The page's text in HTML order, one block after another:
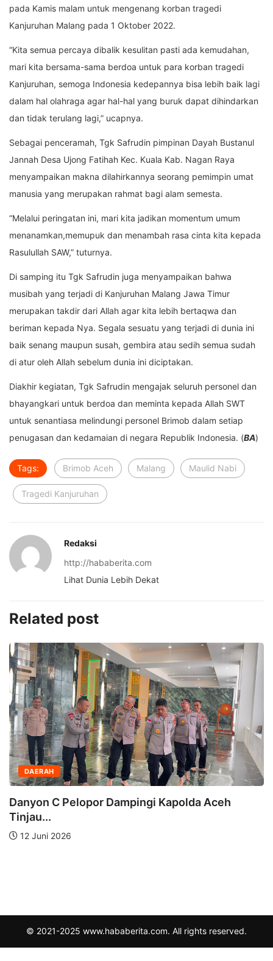
pada Kamis malam untuk mengenang korban tragedi
Kanjuruhan Malang pada 1 Oktober 2022.
“Kita semua percaya dibalik kesulitan pasti ada kemudahan,
mari kita bersama-sama berdoa untuk para korban tragedi
Kanjuruhan, semoga Indonesia kedepannya bisa lebih baik lagi
dalam hal olahraga agar hal-hal yang buruk dapat dihindarkan
dan tidak terulang lagi,” ucapnya.
Sebagai penceramah, Tgk Safrudin pimpinan Dayah Bustanul
Jannah Desa Ujong Fatihah Kec. Kuala Kab. Nagan Raya
menyampaikan makna dilahirkannya seorang pemimpin umat
manusia yang merupakan rahmat bagi alam semesta.
“Melalui peringatan ini, mari kita jadikan momentum umum
menanamkan,memupuk dan menambah rasa cinta kita kepada
Rasulullah SAW,” tuturnya.
Di samping itu Tgk Safrudin juga menyampaikan bahwa
musibah yang terjadi di Kanjuruhan Malang Jawa Timur
merupakan takdir dari Allah agar kita lebih bertaqwa dan
beriman kepada Nya. Segala sesuatu yang terjadi di dunia ini
baik senang maupun susah, gembira atau sedih semua sudah
di atur oleh Allah sebelum dunia ini diciptakan.
Diakhir kegiatan, Tgk Safrudin mengajak seluruh personel dan
bhayangkari untuk berdoa dan meminta kepada Allah SWT
untuk senantiasa melindungi personel Brimob dalam setiap
penugasan dan kedamaian di negara Republik Indonesia. (BA)
Tags: Brimob Aceh Malang Maulid Nabi
Tragedi Kanjuruhan
Redaksi
http://hababerita.com
Lihat Dunia Lebih Dekat
Related post
DAERAH
Danyon C Pelopor Dampingi Kapolda Aceh
Tinjau...
12 Juni 2026
© 2021-2025 www.hababerita.com. All rights reserved.